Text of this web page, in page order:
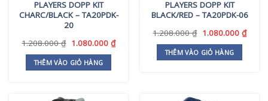
PLAYERS DOPP KIT
CHARC/BLACK – TA20PDK-
20
1.208.000₫ Giá
gốc
là:
1.208.000 ₫.
1.080.000 ₫Giá
THÊM VÀO GIỎ HÀNG
PLAYERS DOPP KIT
BLACK/RED – TA20PDK-06
1.208.000₫ Giá
gốc
là:
1.208.000 ₫.
1.080.000 ₫Giá
THÊM VÀO GIỎ HÀNG